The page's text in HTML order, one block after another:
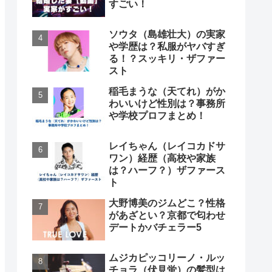
すごい！
ソウタ（島雄壮大）の実家
や学歴は？私服がヤバすぎ
る！？スッキリ・ザファー
スト
稲毛まうな（天てれ）がか
わいいけど性別は？事務所
や学校プロフまとめ！
レイちゃん（レイコカドサ
ワン）経歴（高校や家族
は？ハーフ？）ザファース
ト
大野博美のジムどこ？性格
があざとい？京都で匂わせ
デートかバチェラー5
ムジカピッコリーノ・ルッ
チョラ（伏見蛍）の髪型は